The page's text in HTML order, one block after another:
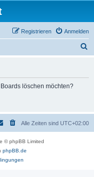
Anmelden
Registrieren
löschen möchten?
Alle Zeiten sind UTC+02:00
© phpBB Limited
phpBB.de